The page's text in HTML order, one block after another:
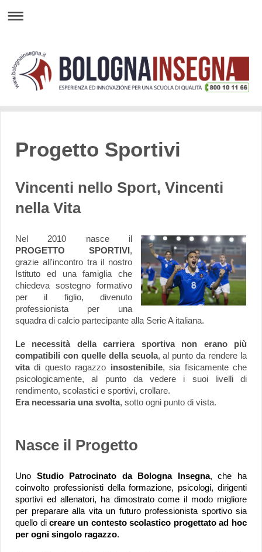
Progetto Sportivi
Vincenti nello Sport, Vincenti
nella Vita
Nel 2010 nasce il
PROGETTO SPORTIVI ,
grazie all'incontro tra il nostro
Istituto ed una famiglia che
chiedeva sostegno formativo
per il figlio, divenuto
professionista per una
squadra di calcio partecipante alla Serie A italiana.
Le necessità della carriera sportiva non erano più
compatibili con quelle della scuola, al punto da rendere la
vitadi questo ragazzo insostenibile, sia fisicamente che
psicologicamente, al punto da vedere i suoi livelli di
rendimento, scolastici e sportivi, crollare.
Era necessaria una svolta, sotto ogni punto di vista.
Nasce il Progetto
Uno Studio Patrocinato da Bologna Insegna, che ha
coinvolto professionisti della formazione, psicologi, dirigenti
sportivi ed allenatori, ha dimostrato come il modo migliore
per preparare alla vita un futuro professionista sportivo sia
quello dicreare un contesto scolastico progettato ad hoc
per ogni singolo ragazzo.